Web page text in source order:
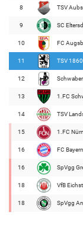
8 TSV
9 SC
10 FC
11 TSV
12
13 1.FC
14 TSV
15 1.FC
16 FC
16 SpVgg
18 VfB
18 SpVgg